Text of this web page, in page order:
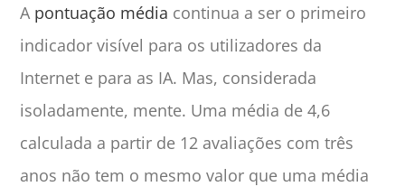
A pontuação média continua a ser o primeiro
indicador visível para os utilizadores da
Internet e para as IA. Mas, considerada
isoladamente, mente. Uma média de 4,6
calculada a partir de 12 avaliações com três
anos não tem o mesmo valor que uma média